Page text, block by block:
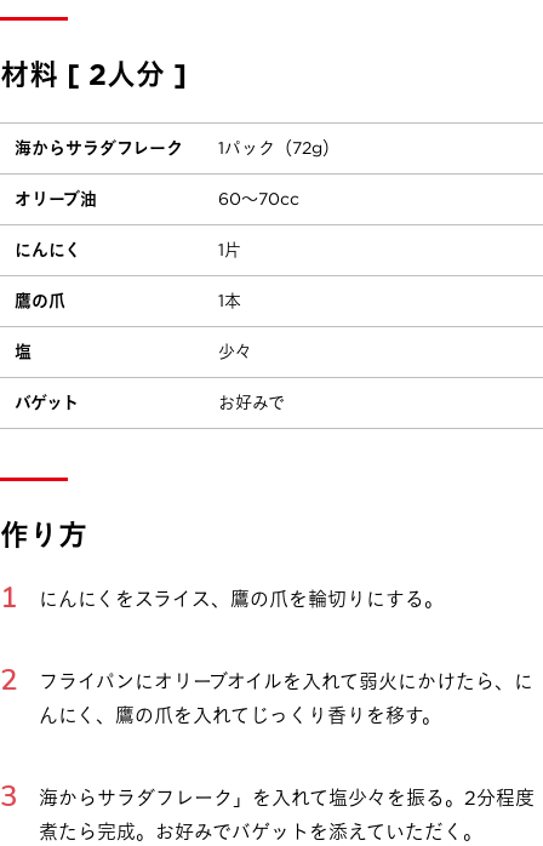
材料 [ 2人分 ]
海からサラダフレーク 1パック（72g）
オリーブ油 60～70cc
にんにく 1片
鷹の爪 1本
塩 少々
バゲット お好みで
作り方
にんにくをスライス、鷹の爪を輪切りにする。
フライパンにオリーブオイルを入れて弱火にかけたら、に
んにく、鷹の爪を入れてじっくり香りを移す。
海からサラダフレーク」を入れて塩少々を振る。2分程度
煮たら完成。お好みでバゲットを添えていただく。